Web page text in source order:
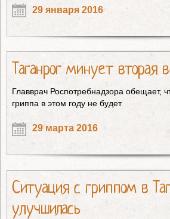
29 января 2016
Таганрог минует вторая
Главврач Роспотребнадзора обещает,
гриппа в этом году не будет
29 марта 2016
Ситуация с гриппом в
улучшилась